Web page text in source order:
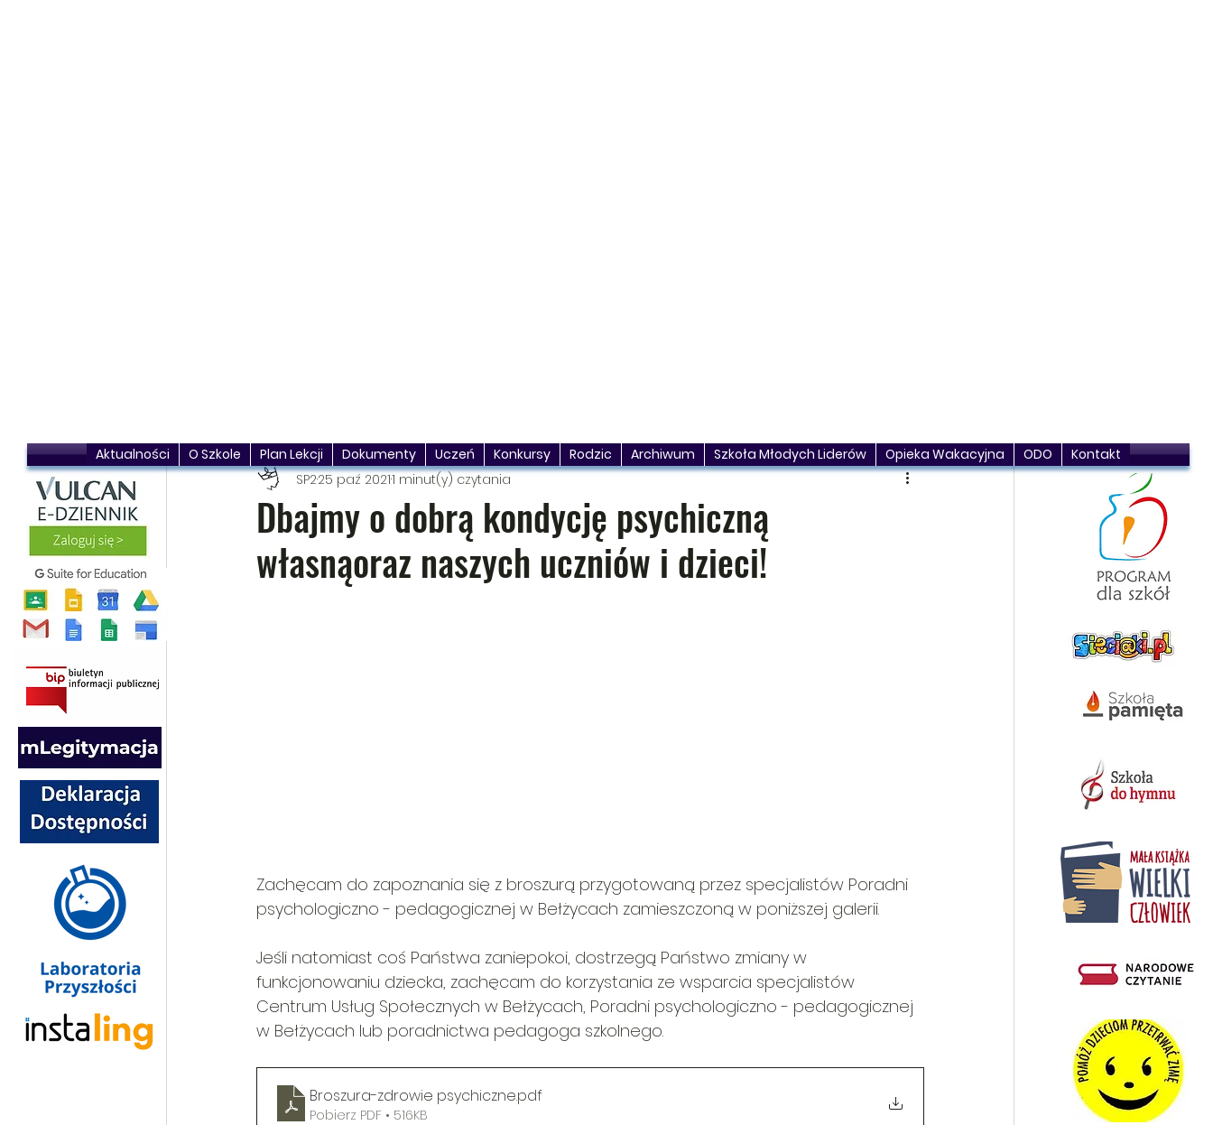
Dbajmy o dobrą kondycję psychiczną
własnąoraz naszych uczniów i dzieci!
SP225 paź 20211 minut(y) czytania
Zachęcam do zapoznania się z broszurą przygotowaną przez specjalistów Poradni
psychologiczno - pedagogicznej w Bełżycach zamieszczoną w poniższej galerii.
Jeśli natomiast coś Państwa zaniepokoi, dostrzegą Państwo zmiany w
funkcjonowaniu dziecka, zachęcam do korzystania ze wsparcia specjalistów
Centrum Usług Społecznych w Bełżycach, Poradni psychologiczno - pedagogicznej
w Bełżycach lub poradnictwa pedagoga szkolnego.
Broszura-zdrowie psychiczne.pdf
Pobierz PDF • 516KB
Aktualności O Szkole Plan Lekcji Dokumenty Uczeń Konkursy Rodzic Archiwum Szkoła Młodych Liderów Opieka Wakacyjna ODO Kontakt